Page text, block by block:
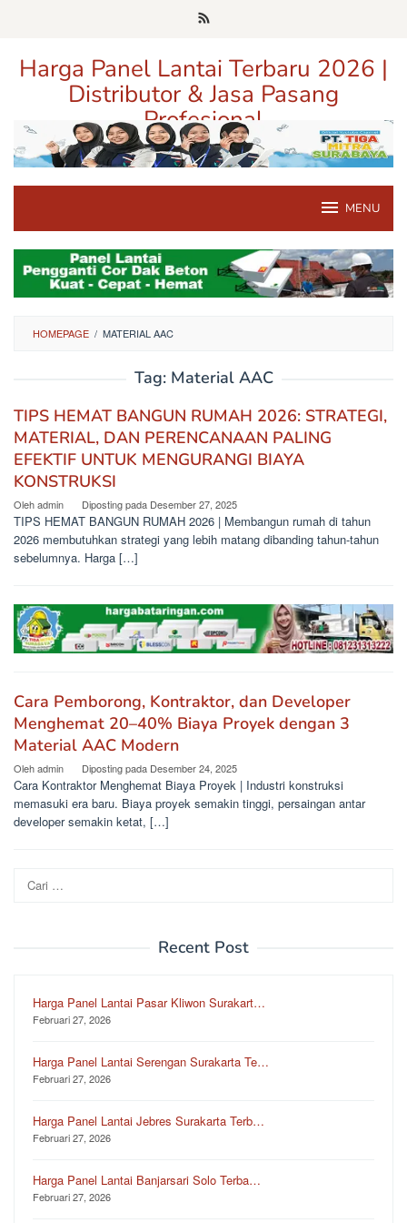
Harga Panel Lantai Terbaru 2026 |
Distributor & Jasa Pasang
Profesional
Pusat Informasi Harga, Distributor, dan Jasa Pasang Panel Lantai
Terpercaya di Jawa Timur
MENU
HOMEPAGE / MATERIAL AAC
Tag: Material AAC
TIPS HEMAT BANGUN RUMAH 2026: STRATEGI,
MATERIAL, DAN PERENCANAAN PALING
EFEKTIF UNTUK MENGURANGI BIAYA
KONSTRUKSI
Olehadmin Diposting pada Desember 27, 2025
TIPS HEMAT BANGUN RUMAH 2026 | Membangun rumah di tahun
2026 membutuhkan strategi yang lebih matang dibanding tahun-tahun
sebelumnya. Harga […]
Cara Pemborong, Kontraktor, dan Developer
Menghemat 20–40% Biaya Proyek dengan 3
Material AAC Modern
Olehadmin Diposting pada Desember 24, 2025
Cara Kontraktor Menghemat Biaya Proyek | Industri konstruksi
memasuki era baru. Biaya proyek semakin tinggi, persaingan antar
developer semakin ketat, […]
Cari
untuk:
Recent Post
Harga Panel Lantai Pasar Kliwon Surakart…
Februari 27, 2026
Harga Panel Lantai Serengan Surakarta Te…
Februari 27, 2026
Harga Panel Lantai Jebres Surakarta Terb…
Februari 27, 2026
Harga Panel Lantai Banjarsari Solo Terba…
Februari 27, 2026